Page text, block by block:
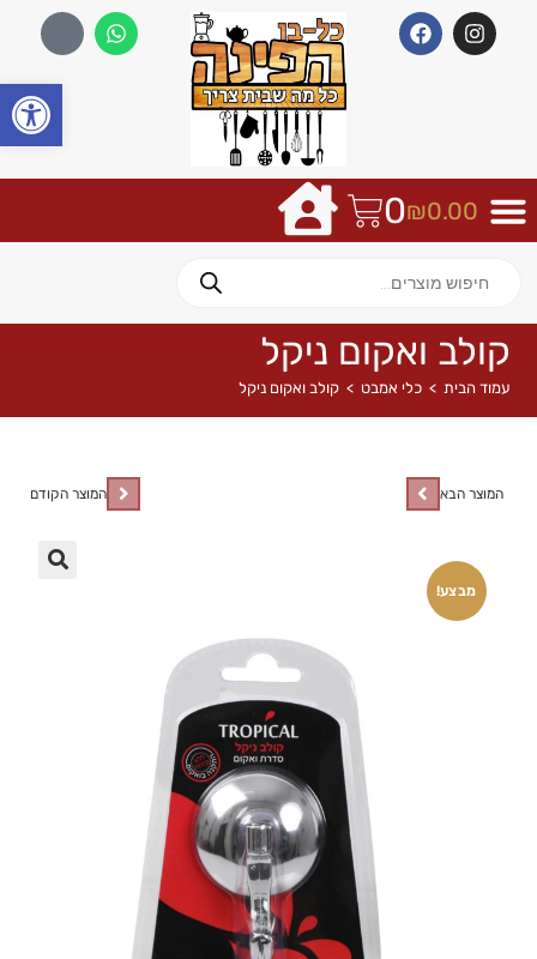
₪0.00
0
קולב ואקום ניקל
עמוד הבית > כלי אמבט > קולב ואקום ניקל
מבצע!
המוצר הקודם המוצר הבא